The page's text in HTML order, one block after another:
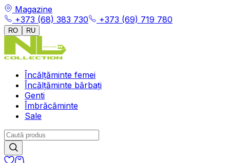
Magazine
+373 (68) 383 730
+373 (69) 719 780
RO RU
Încălțăminte femei
Încălțăminte bărbați
Genti
Îmbrăcăminte
Sale